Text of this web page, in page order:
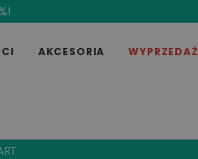
AKCESORIA WYPRZEDAŻ